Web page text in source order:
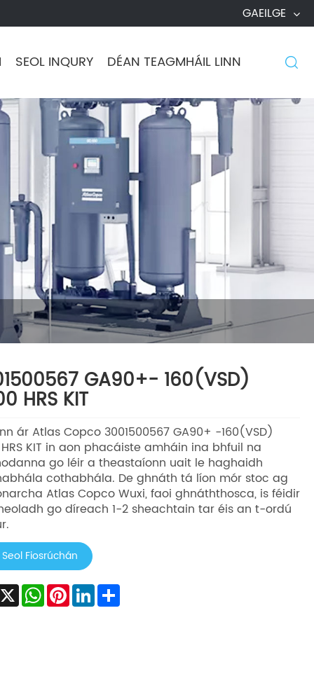
GAEILGE
SEOL INQURY DÉAN TEAGMHÁIL LINN 
GA90+- 160(VSD)
HRS KIT
ár Atlas Copco 3001500567 GA90+ -160(VSD)
KIT in aon phacáiste amháin ina bhfuil na
go léir a theastaíonn uait le haghaidh
cothabhála. De ghnáth tá líon mór stoc ag
Atlas Copco Wuxi, faoi ghnáththosca, is féidir
go díreach 1-2 sheachtain tar éis an t-ordú
Seol Fiosrúchán
X WhatsApp
Pinterest
LinkedInShare